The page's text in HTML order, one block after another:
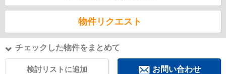
物件リクエスト
チェックした物件をまとめて
検討リストに追加 お問い合わせ